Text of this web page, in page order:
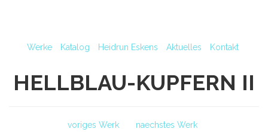
Werke Katalog Heidrun Eskens Aktuelles Kontakt
HELLBLAU-KUPFERN II
voriges Werk naechstes Werk